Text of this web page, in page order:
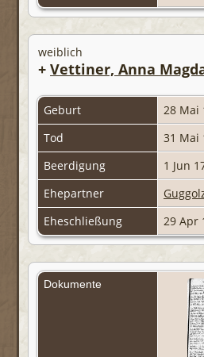
weiblich
+ Vettiner, Anna
Geburt 28 Mai
Tod
31 Mai
Beerdigung
1 Jun
Ehepartner
Eheschließung
29 Apr
Dokumente